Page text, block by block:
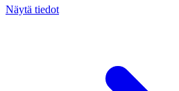
Näytä tiedot